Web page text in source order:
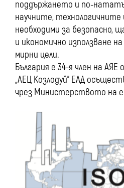
поддържането и по-
научните,
необходими за безопасно,
и икономично използване
мирни цели.
България е 34-я член на АЯЕ
„АЕЦ Козлодуй” ЕАД
чрез Министерството на